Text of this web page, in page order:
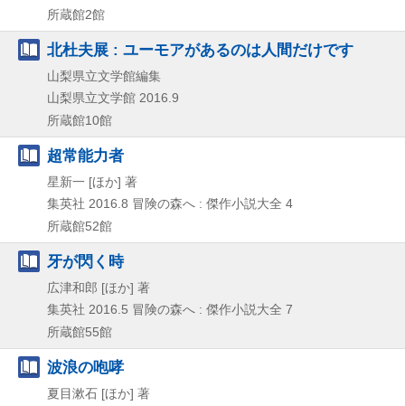
所蔵館2館
北杜夫展 : ユーモアがあるのは人間だけです
山梨県立文学館編集
山梨県立文学館 2016.9
所蔵館10館
超常能力者
星新一 [ほか] 著
集英社 2016.8 冒険の森へ : 傑作小説大全 4
所蔵館52館
牙が閃く時
広津和郎 [ほか] 著
集英社 2016.5 冒険の森へ : 傑作小説大全 7
所蔵館55館
波浪の咆哮
夏目漱石 [ほか] 著